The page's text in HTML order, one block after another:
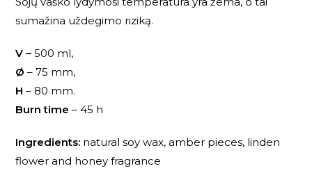
sumažina uždegimo riziką.
V –500 ml,
Ø – 75 mm,
H – 80 mm.
Burn time – 45 h
Ingredients: natural soy wax, amber pieces, linden
flower and honey fragrance